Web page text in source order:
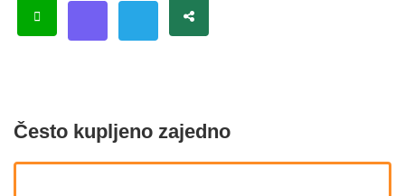
Često kupljeno zajedno